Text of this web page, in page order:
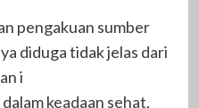
pengakuan sumber
diduga tidak jelas dari
i
keadaan sehat,